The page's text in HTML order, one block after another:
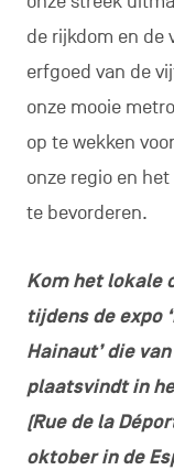
de rijkdom en de
erfgoed van de
onze mooie
op te wekken
onze regio en
te bevorderen.
Kom het lokale
tijdens de expo
Hainaut’ die
plaatsvindt in
(Rue de la
oktober in de